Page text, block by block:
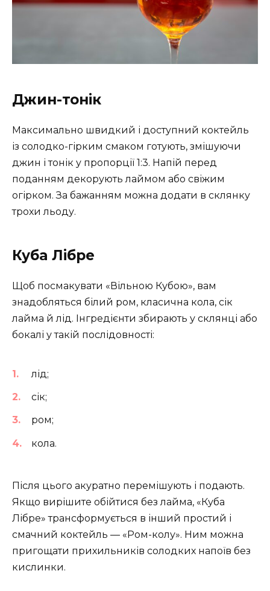
Джин-тонік
Максимально швидкий і доступний коктейль
із солодко-гірким смаком готують, змішуючи
джин і тонік у пропорції 1:3. Напій перед
поданням декорують лаймом або свіжим
огірком. За бажанням можна додати в склянку
трохи льоду.
Куба Лібре
Щоб посмакувати «Вільною Кубою», вам
знадобляться білий ром, класична кола, сік
лайма й лід. Інгредієнти збирають у склянці або
бокалі у такій послідовності:
лід;
сік;
ром;
кола.
Після цього акуратно перемішують і подають.
Якщо вирішите обійтися без лайма, «Куба
Лібре» трансформується в інший простий і
смачний коктейль — «Ром-колу». Ним можна
пригощати прихильників солодких напоїв без
кислинки.